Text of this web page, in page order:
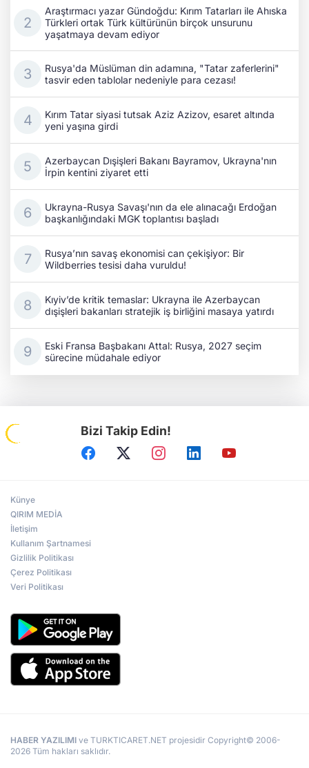
Araştırmacı yazar Gündoğdu: Kırım Tatarları ile Ahıska
Türkleri ortak Türk kültürünün birçok unsurunu
yaşatmaya devam ediyor
Rusya'da Müslüman din adamına, "Tatar zaferlerini"
tasvir eden tablolar nedeniyle para cezası!
Kırım Tatar siyasi tutsak Aziz Azizov, esaret altında
yeni yaşına girdi
Azerbaycan Dışişleri Bakanı Bayramov, Ukrayna'nın
İrpin kentini ziyaret etti
Ukrayna-Rusya Savaşı'nın da ele alınacağı Erdoğan
başkanlığındaki MGK toplantısı başladı
Rusya’nın savaş ekonomisi can çekişiyor: Bir
Wildberries tesisi daha vuruldu!
Kıyiv’de kritik temaslar: Ukrayna ile Azerbaycan
dışişleri bakanları stratejik iş birliğini masaya yatırdı
Eski Fransa Başbakanı Attal: Rusya, 2027 seçim
sürecine müdahale ediyor
Bizi Takip Edin!
Künye
QIRIM MEDİA
İletişim
Kullanım Şartnamesi
Gizlilik Politikası
Çerez Politikası
Veri Politikası
HABER YAZILIMI ve TURKTICARET.NET projesidir Copyright© 2006-
2026 Tüm hakları saklıdır.